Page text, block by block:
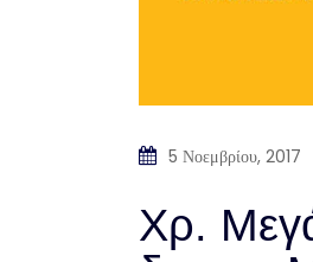
5 Νοεμβρίου, 2017
Χρ.